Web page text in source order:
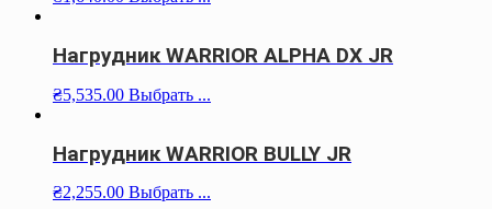
Нагрудник WARRIOR ALPHA DX JR
₴5,535.00 Выбрать ...
Нагрудник WARRIOR BULLY JR
₴2,255.00 Выбрать ...